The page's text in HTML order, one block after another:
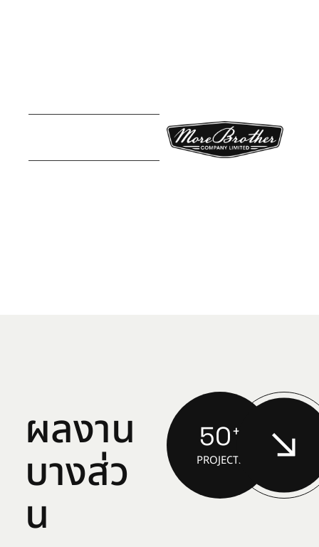
ผลงาน
บางสว
น
50+
PROJECTS